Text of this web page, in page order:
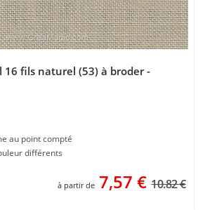
16 fils naturel (53) à broder -
au point compté
différents
à partir de 7,57 € 10.82 €